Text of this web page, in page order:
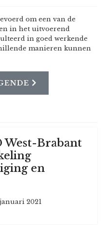
om een van de
in het uitvoerend
in goed werkende
manieren kunnen
E.L.O
ARTIKEL:
West-Brabant
en
2021